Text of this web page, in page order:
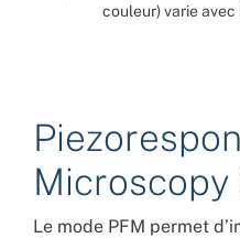
couleur) varie
Microscopy
Le mode PFM permet